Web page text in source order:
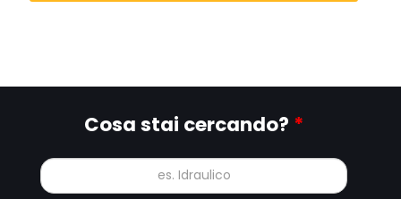
Cosa stai cercando? *